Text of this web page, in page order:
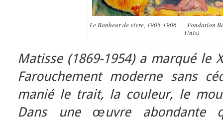
Le Bonheur de vivre, 1905-1906 – Fondation
Unis)
Matisse (1869-1954) a marqué le
Farouchement moderne sans
manié le trait, la couleur, le
Dans une œuvre abondante